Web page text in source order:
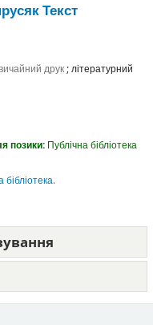
Текст
друк; літературний
позики: Публічна бібліотека
бібліотека.